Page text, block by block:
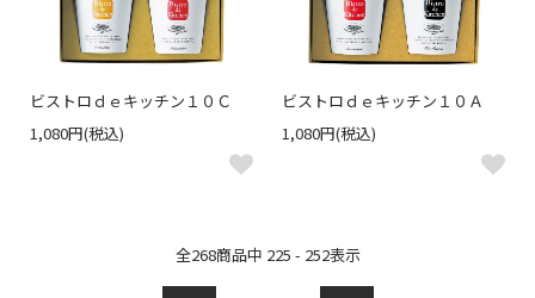
ビストロｄｅキッチン１０Ｃ
1,080円(税込)
ビストロｄｅキッチン１０Ａ
1,080円(税込)
全268商品中 225 - 252表示